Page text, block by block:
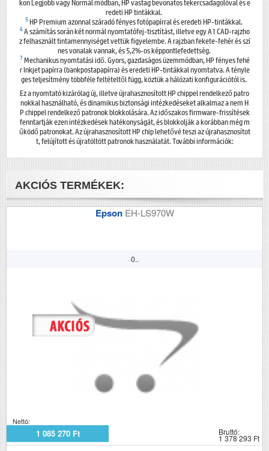
kon Legjobb vagy Normál módban, HP vastag bevonatos tekercsadagolóval és e
redeti HP tintákkal.
5HP Premium azonnal száradó fényes fotópapírral és eredeti HP-tintákkal.
6A számítás során két normál nyomtatófej-tisztítást, illetve egy A1 CAD-rajzho
z felhasznált tintamennyiséget vettük figyelembe. A rajzban fekete-fehér és szí
nes vonalak vannak, és 5,2%-os képpontlefedettség.
7Mechanikus nyomtatási idő. Gyors, gazdaságos üzemmódban, HP fényes fehé
r Inkjet papírra (bankpostapapírra) és eredeti HP-tintákkal nyomtatva. A tényle
ges teljesítmény többféle feltételtől függ, köztük a hálózati konfigurációtól is.
Ez a nyomtató kizárólag új, illetve újrahasznosított HP chippel rendelkező patro
nokkal használható, és dinamikus biztonsági intézkedéseket alkalmaz a nem H
P chippel rendelkező patronok blokkolására. Az időszakos firmware-frissítések
fenntartják ezen intézkedések hatékonyságát, és blokkolják a korábban még m
űködő patronokat. Az újrahasznosított HP chip lehetővé teszi az újrahasznosítot
t, felújított és újratöltött patronok használatát. További információk:
AKCIÓS TERMÉKEK:
Epson EH-LS970W
0..
Nettó:
1 085 270 Ft Bruttó:
1 378 293 Ft